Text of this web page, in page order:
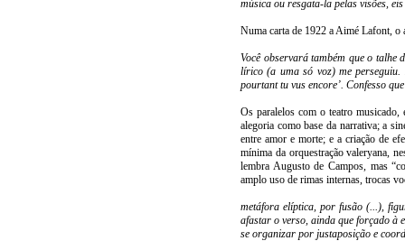
música ou resgata-la pelas visões,
Numa carta de 1922 a Aimé Lafont, o
Você observará também que o
lírico (a uma só voz) me perseguiu.
pourtant tu vus encore’. Confesso
Os paralelos com o teatro musicado,
alegoria como base da narrativa; a
entre amor e morte; e a criação de
mínima da orquestração valeryana,
lembra Augusto de Campos, mas
amplo uso de rimas internas, trocas
metáfora elíptica, por fusão (...),
afastar o verso, ainda que forçado à
se organizar por justaposição e